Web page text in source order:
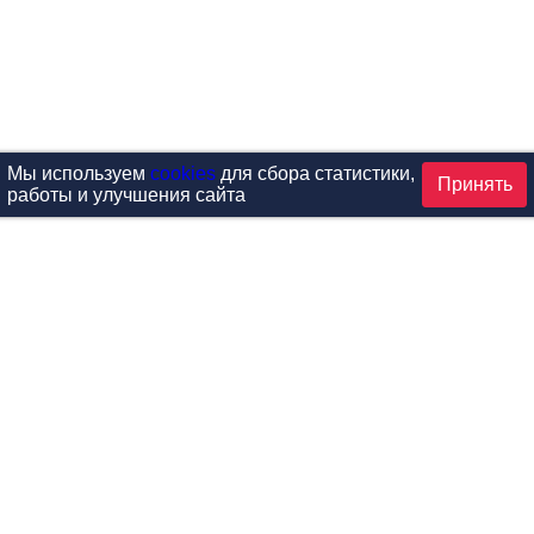
Мы используем cookiesдля сбора статистики,
работы и улучшения сайта
Принять